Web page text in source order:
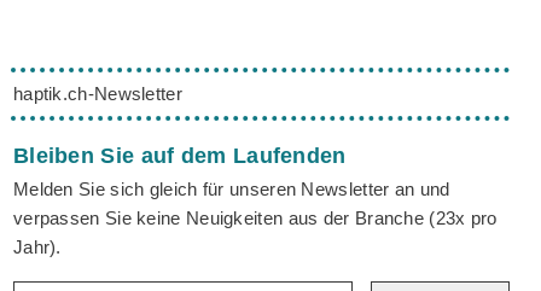
haptik.ch-Newsletter
Bleiben Sie auf dem Laufenden
Melden Sie sich gleich für unseren Newsletter an und
verpassen Sie keine Neuigkeiten aus der Branche (23x pro
Jahr).